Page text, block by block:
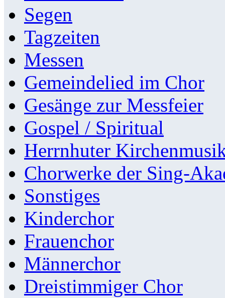
Segen
Tagzeiten
Messen
Gemeindelied im Chor
Gesänge zur Messfeier
Gospel / Spiritual
Herrnhuter
Chorwerke der Sing-
Sonstiges
Kinderchor
Frauenchor
Männerchor
Dreistimmiger Chor